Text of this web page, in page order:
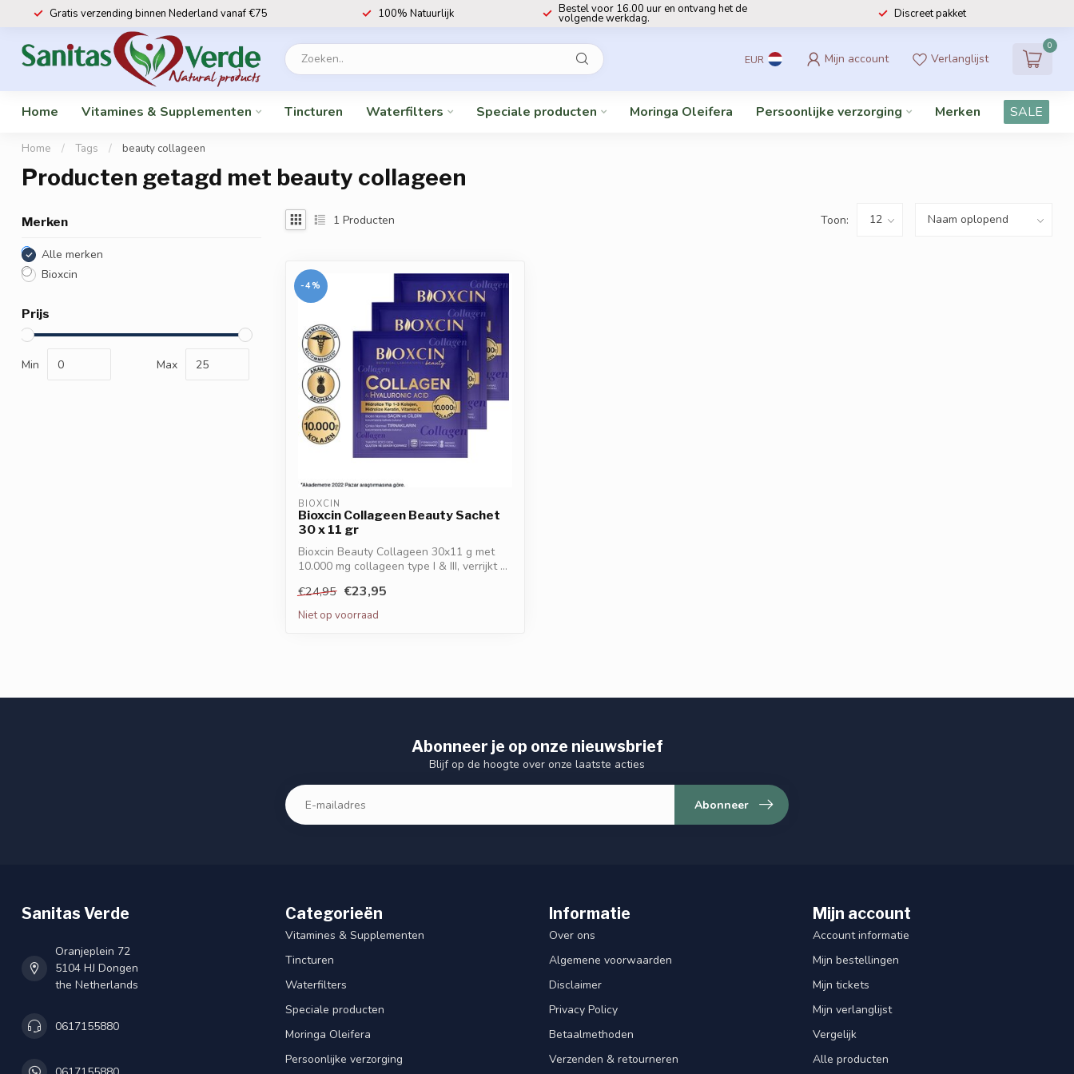
Gratis verzending binnen Nederland vanaf €75 100% Natuurlijk Bestel voor 16.00 uur en ontvang het de
volgende werkdag. Discreet pakket
EUR Mijn account Verlanglijst
0
Home Vitamines & Supplementen Tincturen Waterfilters Speciale producten Moringa Oleifera Persoonlijke verzorging Merken SALE
Home / Tags / beauty collageen
Producten getagd met beauty collageen
Merken
Alle merken
Bioxcin
Prijs
Min Max
1 Producten Toon:
-4%
BIOXCIN
Bioxcin Collageen Beauty Sachet
30 x 11 gr
Bioxcin Beauty Collageen 30x11 g met
10.000 mg collageen type I & III, verrijkt ...
€24,95 €23,95
Niet op voorraad
Abonneer je op onze nieuwsbrief
Blijf op de hoogte over onze laatste acties
Abonneer
Sanitas Verde
Oranjeplein 72
5104 HJ Dongen
the Netherlands
0617155880
Categorieën
Vitamines & Supplementen
Tincturen
Waterfilters
Speciale producten
Moringa Oleifera
Persoonlijke verzorging
Informatie
Over ons
Algemene voorwaarden
Disclaimer
Privacy Policy
Betaalmethoden
Verzenden & retourneren
Mijn account
Account informatie
Mijn bestellingen
Mijn tickets
Mijn verlanglijst
Vergelijk
Alle producten